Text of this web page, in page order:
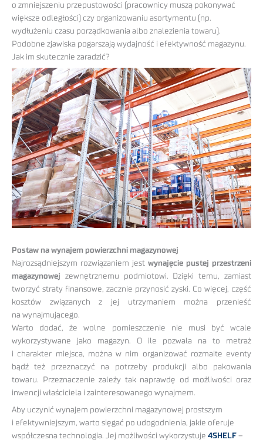
o zmniejszeniu przepustowości (pracownicy muszą pokonywać
większe odległości) czy organizowaniu asortymentu (np.
wydłużeniu czasu porządkowania albo znalezienia towaru).
Podobne zjawiska pogarszają wydajność i efektywność magazynu.
Jak im skutecznie zaradzić?
Postaw na wynajem powierzchni magazynowej
Najrozsądniejszym rozwiązaniem jest wynajęcie pustej przestrzeni
magazynowej zewnętrznemu podmiotowi. Dzięki temu, zamiast
tworzyć straty finansowe, zacznie przynosić zyski. Co więcej, część
kosztów związanych z jej utrzymaniem można przenieść
na wynajmującego.
Warto dodać, że wolne pomieszczenie nie musi być wcale
wykorzystywane jako magazyn. O ile pozwala na to metraż
i charakter miejsca, można w nim organizować rozmaite eventy
bądź też przeznaczyć na potrzeby produkcji albo pakowania
towaru. Przeznaczenie zależy tak naprawdę od możliwości oraz
inwencji właściciela i zainteresowanego wynajmem.
Aby uczynić wynajem powierzchni magazynowej prostszym
i efektywniejszym, warto sięgać po udogodnienia, jakie oferuje
współczesna technologia. Jej możliwości wykorzystuje 4SHELF –